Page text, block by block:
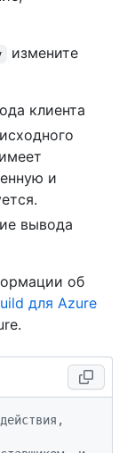
измените
клиента
и
вывода
об
для Azure